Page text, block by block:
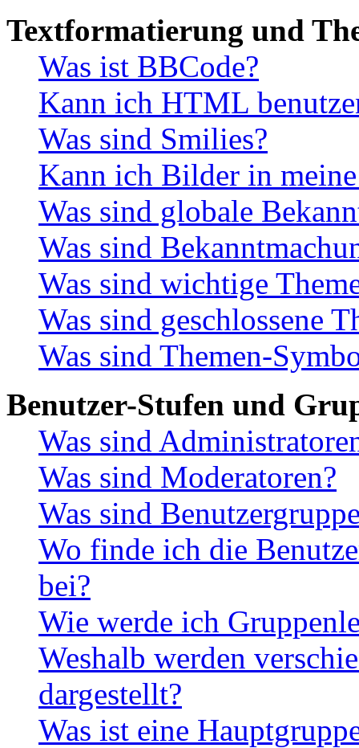
Textformatierung und
Was ist BBCode?
Kann ich HTML
Was sind Smilies?
Kann ich Bilder in
Was sind globale
Was sind
Was sind wichtige
Was sind geschlossene
Was sind Themen-
Benutzer-Stufen und
Was sind
Was sind Moderatoren?
Was sind
Wo finde ich die
bei?
Wie werde ich
Weshalb werden
dargestellt?
Was ist eine